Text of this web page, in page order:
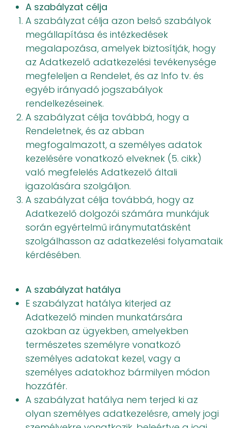
A szabályzat célja
A szabályzat célja azon belső szabályok
megállapítása és intézkedések
megalapozása, amelyek biztosítják, hogy
az Adatkezelő adatkezelési tevékenysége
megfeleljen a Rendelet, és az Info tv. és
egyéb irányadó jogszabályok
rendelkezéseinek.
A szabályzat célja továbbá, hogy a
Rendeletnek, és az abban
megfogalmazott, a személyes adatok
kezelésére vonatkozó elveknek (5. cikk)
való megfelelés Adatkezelő általi
igazolására szolgáljon.
A szabályzat célja továbbá, hogy az
Adatkezelő dolgozói számára munkájuk
során egyértelmű iránymutatásként
szolgálhasson az adatkezelési folyamataik
kérdésében.
A szabályzat hatálya
E szabályzat hatálya kiterjed az
Adatkezelő minden munkatársára
azokban az ügyekben, amelyekben
természetes személyre vonatkozó
személyes adatokat kezel, vagy a
személyes adatokhoz bármilyen módon
hozzáfér.
A szabályzat hatálya nem terjed ki az
olyan személyes adatkezelésre, amely jogi